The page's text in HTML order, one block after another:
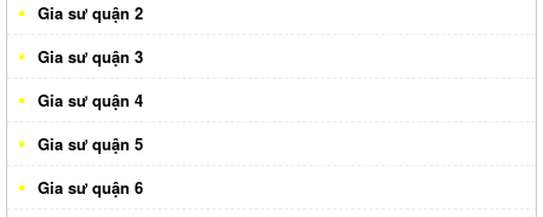
Gia sư quận 2
Gia sư quận 3
Gia sư quận 4
Gia sư quận 5
Gia sư quận 6